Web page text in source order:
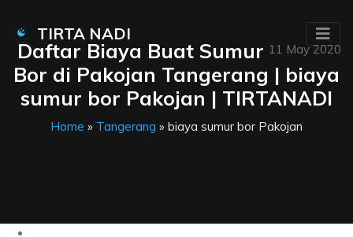
TIRTA NADI
11 May 2020
Daftar Biaya Buat Sumur
Bor di Pakojan Tangerang | biaya
sumur bor Pakojan | TIRTANADI
Home » Tangerang » biaya sumur bor Pakojan